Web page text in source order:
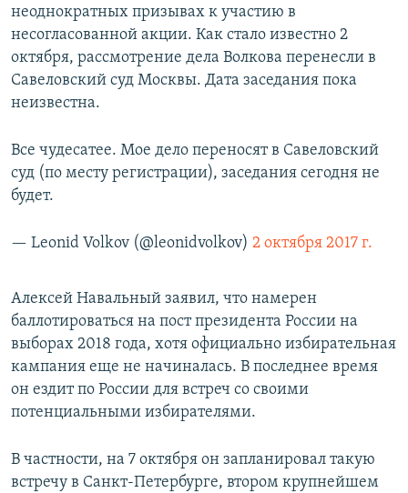
неоднократных призывах к участию в
несогласованной акции. Как стало известно 2
октября, рассмотрение дела Волкова перенесли в
Савеловский суд Москвы. Дата заседания пока
неизвестна.
Все чудесатее. Мое дело переносят в Савеловский
суд (по месту регистрации), заседания сегодня не
будет.
— Leonid Volkov (@leonidvolkov) 2 октября 2017 г.
Алексей Навальный заявил, что намерен
баллотироваться на пост президента России на
выборах 2018 года, хотя официально избирательная
кампания еще не начиналась. В последнее время
он ездит по России для встреч со своими
потенциальными избирателями.
В частности, на 7 октября он запланировал такую
встречу в Санкт-Петербурге, втором крупнейшем